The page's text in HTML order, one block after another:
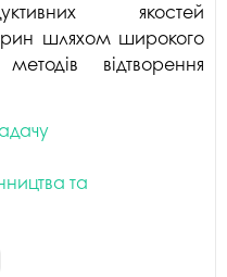
якостей
шляхом широкого
відтворення
та